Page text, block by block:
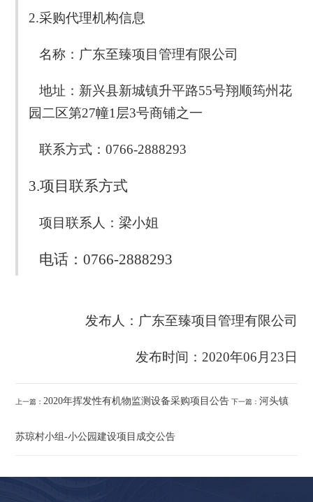
2.采购代理机构信息
名称：广东至臻项目管理有限公司
地址：新兴县新城镇升平路55号翔顺筠州花
园二区第27幢1层3号商铺之一
联系方式：0766-2888293
3.项目联系方式
项目联系人：梁小姐
电话：0766-2888293
发布人：广东至臻项目管理有限公司
发布时间：2020年06月23日
上一篇： 2020年挥发性有机物监测设备采购项目公告 下一篇：河头镇
苏琼村小组-小公园建设项目成交公告